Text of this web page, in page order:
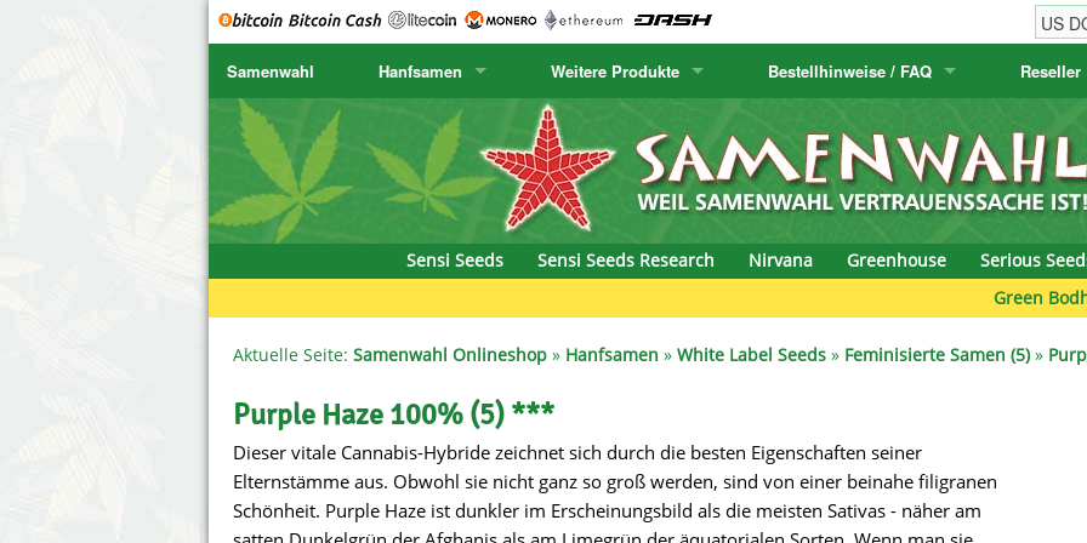
Samenwahl Hanfsamen
SENSI SEEDS
SENSI SEEDS RESEARCH
NIRVANA
SERIOUS SEEDS
SPLIFF SEEDS
Ace Seeds
Anaconda Seeds
CBD Crew
Chronic & Caviar
Delicious Seeds
Dr. Underground Seeds
Dutch Passion
Empire Seeds
Exotic Seeds
Humboldt Seed Company
Humboldt Seeds
Kannabia
krauTHCollective
La Semilla Automatica
Positronics
Prana Medical
Resin Seeds
Ripper Seeds
Seedsman
Weitere Produkte
Kakteensamen
Kanarische Flora
Bestellhinweise / FAQ
Bestellhinweise
Versandhinweise
Reseller
E-MAIL
PASSWORT
Sensi Seeds Sensi Seeds Research Nirvana Greenhouse Serious
Green Bodhi-
Aktuelle Seite: Samenwahl Onlineshop » Hanfsamen » White Label Seeds » Feminisierte Samen (5)»
Purple Haze 100% (5) ***
Dieser vitale Cannabis-Hybride zeichnet sich durch die besten Eigenschaften seiner
Elternstämme aus. Obwohl sie nicht ganz so groß werden, sind von einer beinahe filigranen
Schönheit. Purple Haze ist dunkler im Erscheinungsbild als die meisten Sativas - näher am